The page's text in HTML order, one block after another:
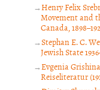
Henry Felix
Movement and
Canada,
Stephan E. C.
Jewish State
Evgenia
Reiseliteratur